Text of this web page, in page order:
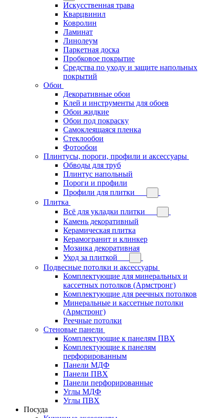
Искусственная трава
Кварцвинил
Ковролин
Ламинат
Линолеум
Паркетная доска
Пробковое покрытие
Средства по уходу и защите напольных
покрытий
Обои
Декоративные обои
Клей и инструменты для обоев
Обои жидкие
Обои под покраску
Самоклеящаяся пленка
Стеклообои
Фотообои
Плинтусы, пороги, профили и аксессуары
Обводы для труб
Плинтус напольный
Пороги и профили
Профили для плитки
Плитка
Всё для укладки плитки
Камень декоративный
Керамическая плитка
Керамогранит и клинкер
Мозаика декоративная
Уход за плиткой
Подвесные потолки и аксессуары
Комплектующие для минеральных и
кассетных потолков (Армстронг)
Комплектующие для реечных потолков
Минеральные и кассетные потолки
(Армстронг)
Реечные потолки
Стеновые панели
Комплектующие к панелям ПВХ
Комплектующие к панелям
перфорированным
Панели МДФ
Панели ПВХ
Панели перфорированные
Углы МДФ
Углы ПВХ
Посуда